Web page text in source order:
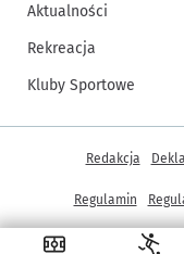
Aktualności
Rekreacja
Kluby Sportowe
Inne
Redakcja
Regulamin